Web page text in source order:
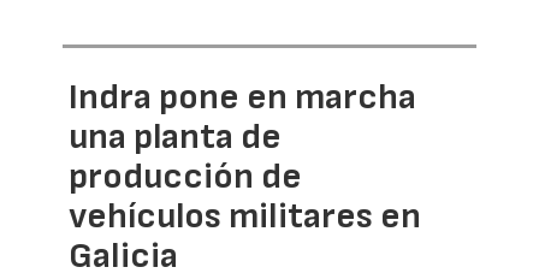
Indra pone en marcha
una planta de
producción de
vehículos militares en
Galicia